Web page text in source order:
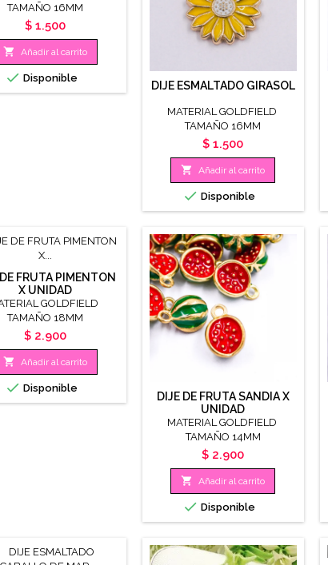
TAMAÑO 16MM
Precio
$ 1.500
 Añadir al carrito
 Disponible
DIJE ESMALTADO GIRASOL
MATERIAL GOLDFIELD
TAMAÑO 16MM
Precio
$ 1.500
 Añadir al carrito
 Disponible
FRUTA PIMENTON
X UNIDAD
GOLDFIELD
TAMAÑO 18MM
Precio
$ 2.900
 Añadir al carrito
 Disponible
DIJE DE FRUTA SANDIA X
UNIDAD
MATERIAL GOLDFIELD
TAMAÑO 14MM
Precio
$ 2.900
 Añadir al carrito
 Disponible